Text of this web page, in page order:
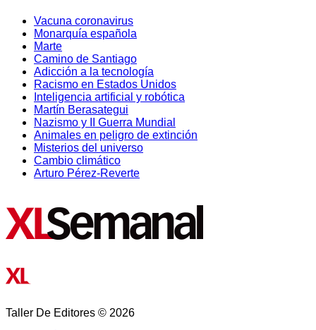
Vacuna coronavirus
Monarquía española
Marte
Camino de Santiago
Adicción a la tecnología
Racismo en Estados Unidos
Inteligencia artificial y robótica
Martín Berasategui
Nazismo y II Guerra Mundial
Animales en peligro de extinción
Misterios del universo
Cambio climático
Arturo Pérez-Reverte
Taller De Editores © 2026